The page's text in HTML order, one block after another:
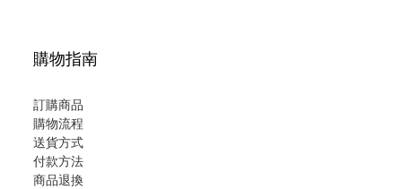
購物指南
訂購商品
購物流程
送貨方式
付款方法
商品退換